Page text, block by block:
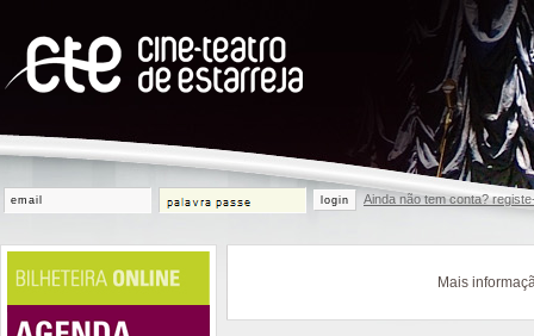
login Ainda não tem conta?
Mais